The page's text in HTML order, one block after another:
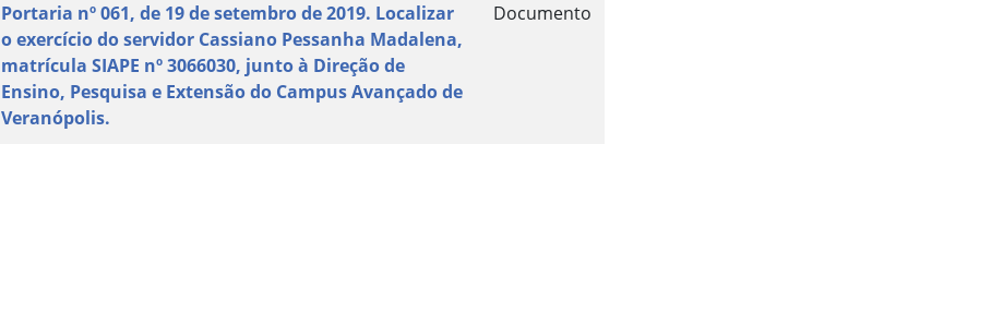
Portaria nº 061, de 19 de setembro de 2019. Localizar
o exercício do servidor Cassiano Pessanha Madalena,
matrícula SIAPE nº 3066030, junto à Direção de
Ensino, Pesquisa e Extensão do Campus Avançado de
Veranópolis.
Documento